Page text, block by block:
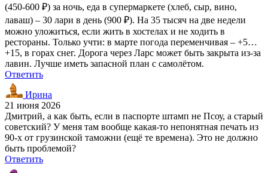
(450-600 ₽) за ночь, еда в супермаркете (хлеб, сыр, вино,
лаваш) – 30 лари в день (900 ₽). На 35 тысяч на две недели
можно уложиться, если жить в хостелах и не ходить в
рестораны. Только учти: в марте погода переменчивая – +5…
+15, в горах снег. Дорога через Ларс может быть закрыта из-за
лавин. Лучше иметь запасной план с самолётом.
Ответить
Ирина
21 июня 2026
Дмитрий, а как быть, если в паспорте штамп не Псоу, а старый
советский? У меня там вообще какая-то непонятная печать из
90-х от грузинской таможни (ещё те времена). Это не должно
быть проблемой?
Ответить